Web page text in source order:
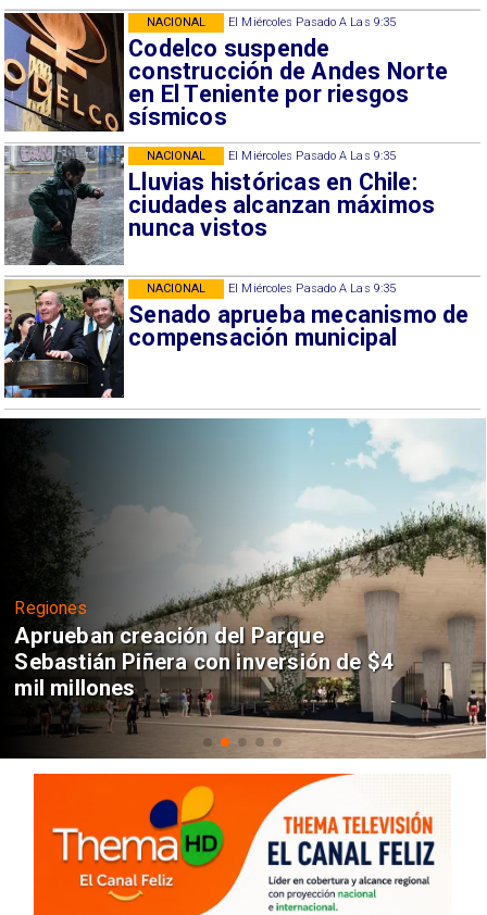
El Miércoles Pasado A Las 9:35
Codelco suspende
construcción de Andes Norte
en El Teniente por riesgos
sísmicos
NACIONAL
El Miércoles Pasado A Las 9:35
Lluvias históricas en Chile:
ciudades alcanzan máximos
nunca vistos
NACIONAL
El Miércoles Pasado A Las 9:35
Senado aprueba mecanismo de
compensación municipal
NACIONAL
Regiones
Aprueban creación del Parque
Sebastián Piñera con inversión de $4
mil millones